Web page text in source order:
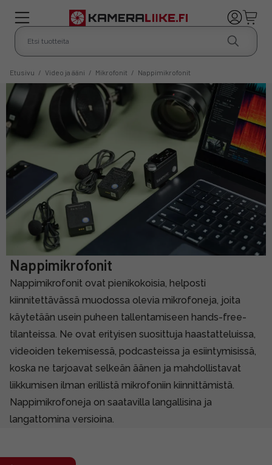
Etusivu / Video ja ääni / Mikrofonit / Nappimikrofonit
Nappimikrofonit
Nappimikrofonit ovat pienikokoisia, helposti
kiinnitettävässä muodossa olevia mikrofoneja, joita
käytetään usein puheen tallentamiseen hands-free-
tilanteissa. Ne ovat erityisen suosittuja haastatteluissa,
videoiden tekemisessä, podcasteissa ja esiintymisissä,
koska ne tarjoavat selkeän äänen ja mahdollistavat
liikkumisen ilman erillistä mikrofoniin kiinnittämistä.
Nappimikrofoneja on saatavilla langallisina ja
langattomina versioina.